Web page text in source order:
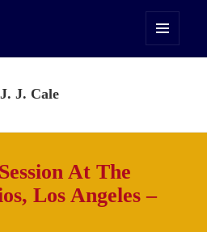
J. Cale
At The
Los Angeles –